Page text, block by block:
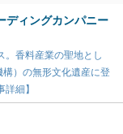
ディングカンパニー
。香料産業の聖地とし
）の無形文化遺産に登
細】